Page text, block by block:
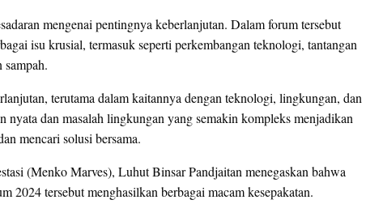
mengenai pentingnya keberlanjutan. Dalam forum tersebut
isu krusial, termasuk seperti perkembangan teknologi, tantangan
terutama dalam kaitannya dengan teknologi, lingkungan, dan
nyata dan masalah lingkungan yang semakin kompleks menjadikan
mencari solusi bersama.
(Menko Marves), Luhut Binsar Pandjaitan menegaskan bahwa
2024 tersebut menghasilkan berbagai macam kesepakatan.